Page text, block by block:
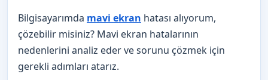
Bilgisayarımda mavi ekran hatası alıyorum,
çözebilir misiniz? Mavi ekran hatalarının
nedenlerini analiz eder ve sorunu çözmek için
gerekli adımları atarız.